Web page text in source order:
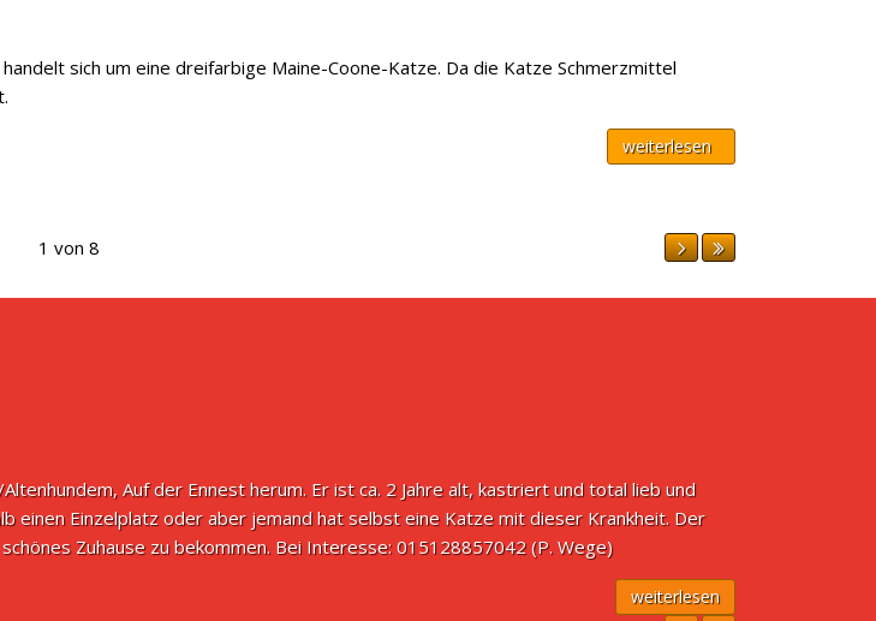
sich um eine dreifarbige Maine-Coone-Katze. Da die Katze Schmerzmittel
weiterlesen
1 von 8
Auf der Ennest herum. Er ist ca. 2 Jahre alt, kastriert und total lieb und
einen Einzelplatz oder aber jemand hat selbst eine Katze mit dieser Krankheit. Der
Zuhause zu bekommen. Bei Interesse: 015128857042 (P. Wege)
weiterlesen